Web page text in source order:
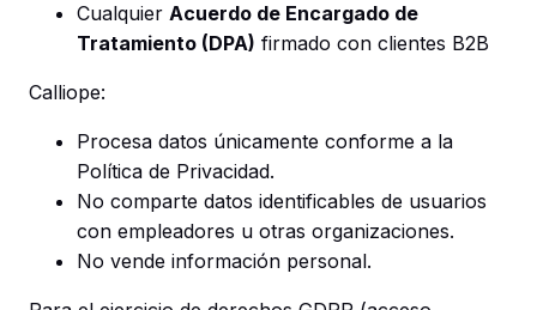
Cualquier Acuerdo de Encargado de
Tratamiento (DPA) firmado con clientes B2B
Calliope:
Procesa datos únicamente conforme a la
Política de Privacidad.
No comparte datos identificables de usuarios
con empleadores u otras organizaciones.
No vende información personal.